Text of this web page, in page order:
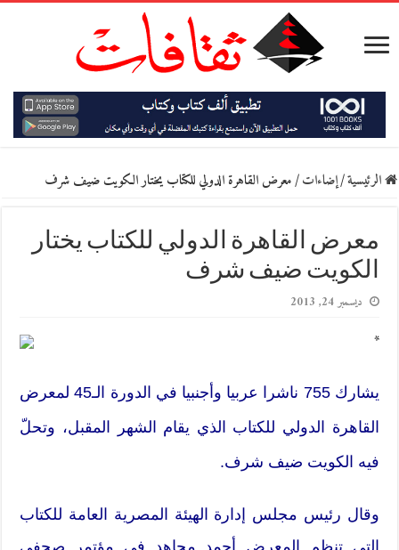
الرئيسية/إضاءات/معرض القاهرة الدولي للكتاب يختار الكويت ضيف شرف
معرض القاهرة الدولي للكتاب يختار
الكويت ضيف شرف
ديسمبر 24, 2013
*
يشارك 755 ناشرا عربيا وأجنبيا في الدورة الـ45 لمعرض
القاهرة الدولي للكتاب الذي يقام الشهر المقبل، وتحلّ
فيه الكويت ضيف شرف.
وقال رئيس مجلس إدارة الهيئة المصرية العامة للكتاب
التي تنظم المعرض أحمد مجاهد في مؤتمر صحفي